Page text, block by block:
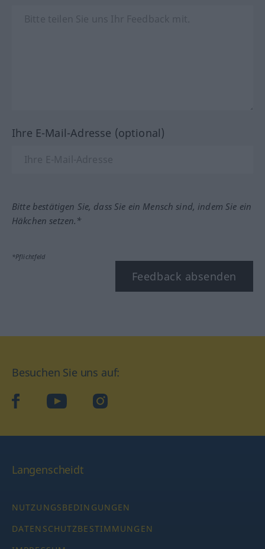
Ihre E-Mail-Adresse (optional)
Bitte bestätigen Sie, dass Sie ein Mensch sind, indem Sie ein
Häkchen setzen.*
*Pflichtfeld
Feedback absenden
Besuchen Sie uns auf:
facebookYouTube Instagram
Langenscheidt
NUTZUNGSBEDINGUNGEN
DATENSCHUTZBESTIMMUNGEN